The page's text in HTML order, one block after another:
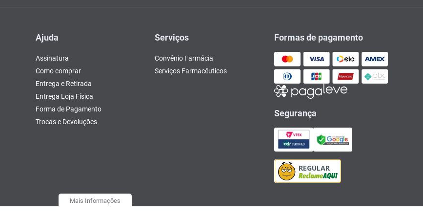
Ajuda
Assinatura
Como comprar
Entrega e Retirada
Entrega Loja Física
Forma de Pagamento
Trocas e Devoluções
Serviços
Convênio Farmácia
Serviços Farmacêuticos
Formas de pagamento
Segurança
Mais Informações